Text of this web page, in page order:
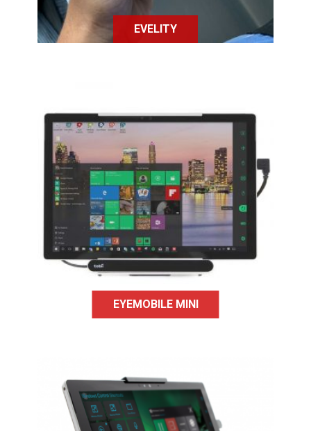
EVELITY
EYEMOBILE MINI
Système de commande oculaire
pour PC ou tablettes Windows, l'Eye
Mobile Mini permet un contrôle
précis du support numérique grâce
au pointage oculaire.